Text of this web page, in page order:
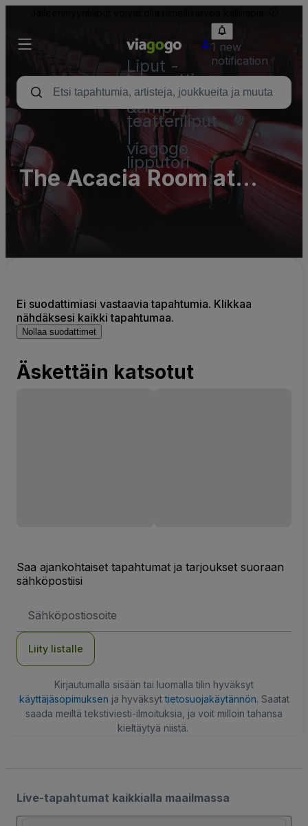
Liput -
konsertti,
urheilu
&amp;
teatteriliput
viagogo
lipputori
1 new
notification
The Acacia Room at
Detroit Masonic Temple
(InActive)
Ei suodattimiasi vastaavia tapahtumia. Klikkaa
nähdäksesi kaikki tapahtumaa.
Nollaa suodattimet
Äskettäin katsotut
Saa ajankohtaiset tapahtumat ja tarjoukset suoraan
sähköpostiisi
Liity listalle
Kirjautumalla sisään tai luomalla tilin hyväksyt
käyttäjäsopimuksen ja hyväksyttietosuojakäytännön. Saatat
saada meiltä tekstiviesti-ilmoituksia, ja voit milloin tahansa
kieltäytyä niistä.
Live-tapahtumat kaikkialla maailmassa